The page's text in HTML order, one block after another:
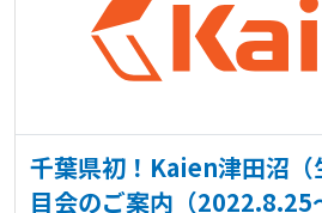
千葉県初！Kaien津田沼（
目会のご案内（2022.8.25